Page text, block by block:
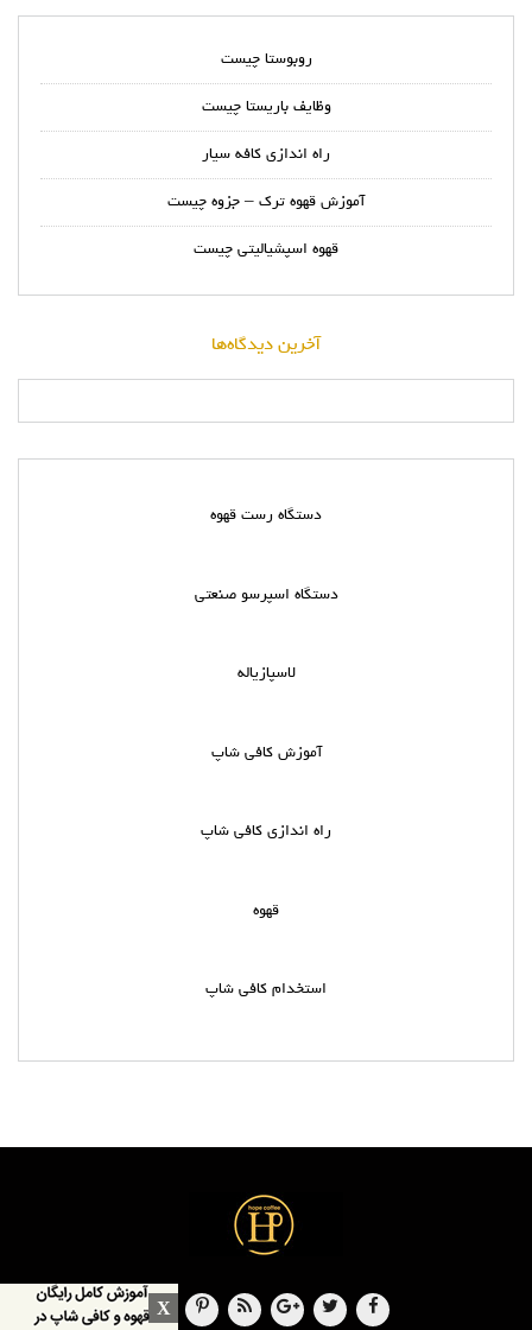
X
روبوستا چیست
وظایف باریستا چیست
راه اندازی کافه سیار
آموزش قهوه ترک – جزوه چیست
قهوه اسپشیالیتی چیست
آخرین دیدگاه‌ها
دستگاه رست قهوه
دستگاه اسپرسو صنعتی
لاسپازیاله
آموزش کافی شاپ
راه اندازی کافی شاپ
قهوه
استخدام کافی شاپ